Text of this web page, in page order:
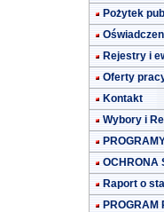
Pożytek
Rejestry i
Oferty
Kontakt
Wybory i
OCHRONA
Raport o
PROGRAM